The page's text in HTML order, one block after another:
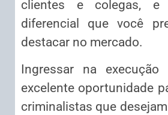
clientes e colegas,
diferencial que você
destacar no mercado.
Ingressar na
excelente oportunidade
criminalistas que